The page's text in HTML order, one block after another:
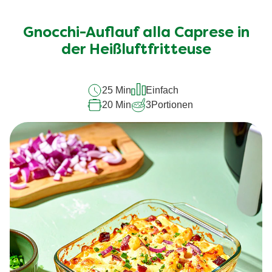
dieses
recipe
Gnocchi-Auflauf alla Caprese in
der Heißluftfritteuse
25 Min
Einfach
20 Min
3Portionen